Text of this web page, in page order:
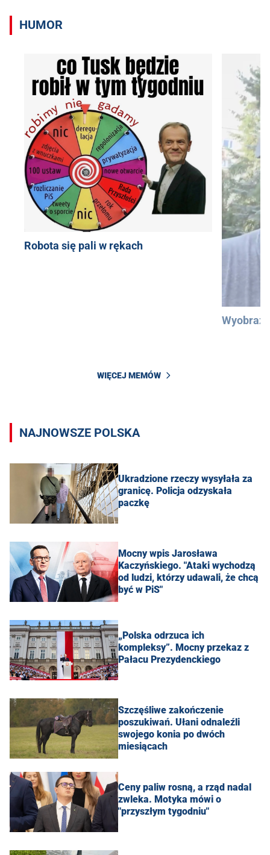
HUMOR
Robota się pali w rękach
WIĘCEJ MEMÓW
NAJNOWSZE POLSKA
Ukradzione rzeczy wysyłała za
granicę. Policja odzyskała
paczkę
Mocny wpis Jarosława
Kaczyńskiego. "Ataki wychodzą
od ludzi, którzy udawali, że chcą
być w PiS"
„Polska odrzuca ich
kompleksy”. Mocny przekaz z
Pałacu Prezydenckiego
Szczęśliwe zakończenie
poszukiwań. Ułani odnaleźli
swojego konia po dwóch
miesiącach
Ceny paliw rosną, a rząd nadal
zwleka. Motyka mówi o
"przyszłym tygodniu"